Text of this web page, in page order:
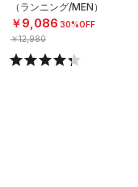
（ランニング/MEN）
￥9,086 30%OFF
￥12,980